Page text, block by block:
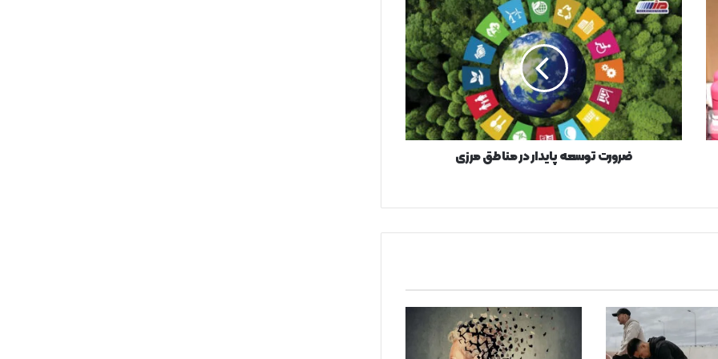
ض
ر
و
ر
ت
ت
و
س
ع
ی
ر
م
ا
ضرورت توسعه پایدار در مناطق مرزی